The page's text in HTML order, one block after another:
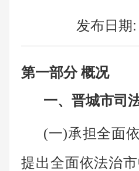
发布日期
第一部分 概况
一、晋城市司
(一)承担全面
提出全面依法治